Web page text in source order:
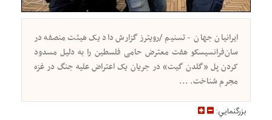
ایرانیان جهان - تسنیم /رویترز گزارش داد یک هیئت منصفه در
سان‌فرانسیسکو هفت معترض حامی فلسطین را به دلیل مسدود
کردن پل «گلدن گیت» در جریان یک اعتراض علیه جنگ در غزه
مجرم شناخت. ...
بزرگنمايي: